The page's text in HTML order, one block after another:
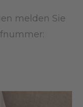
melden Sie